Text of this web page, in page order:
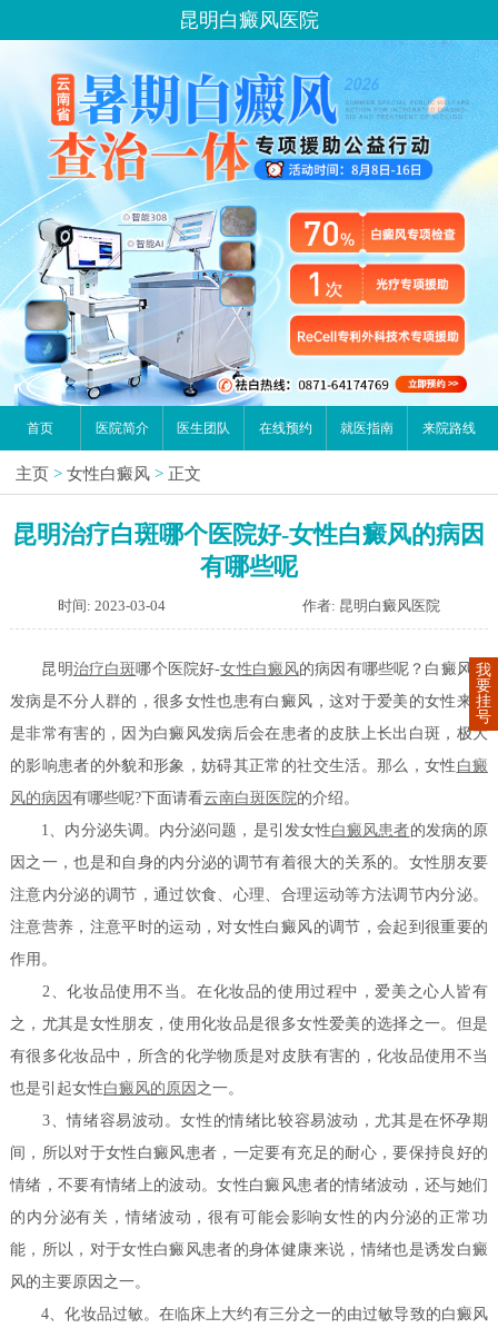
昆明白癜风医院
首页 医院简介 医生团队 在线预约 就医指南 来院路线
主页 > 女性白癜风 > 正文
昆明治疗白斑哪个医院好-女性白癜风的病因
有哪些呢
时间: 2023-03-04 作者: 昆明白癜风医院
昆明治疗白斑哪个医院好-女性白癜风的病因有哪些呢？白癜风的
发病是不分人群的，很多女性也患有白癜风，这对于爱美的女性来说
是非常有害的，因为白癜风发病后会在患者的皮肤上长出白斑，极大
的影响患者的外貌和形象，妨碍其正常的社交生活。那么，女性 白癜
风的病因有哪些呢?下面请看云南白斑医院的介绍。
1、内分泌失调。内分泌问题，是引发女性白癜风患者的发病的原
因之一，也是和自身的内分泌的调节有着很大的关系的。女性朋友要
注意内分泌的调节，通过饮食、心理、合理运动等方法调节内分泌。
注意营养，注意平时的运动，对女性白癜风的调节，会起到很重要的
作用。
2、化妆品使用不当。在化妆品的使用过程中，爱美之心人皆有
之，尤其是女性朋友，使用化妆品是很多女性爱美的选择之一。但是
有很多化妆品中，所含的化学物质是对皮肤有害的，化妆品使用不当
也是引起女性白癜风的原因 之一。
3、情绪容易波动。女性的情绪比较容易波动，尤其是在怀孕期
间，所以对于女性白癜风患者，一定要有充足的耐心，要保持良好的
情绪，不要有情绪上的波动。女性白癜风患者的情绪波动，还与她们
的内分泌有关，情绪波动，很有可能会影响女性的内分泌的正常功
能，所以，对于女性白癜风患者的身体健康来说，情绪也是诱发白癜
风的主要原因之一。
4、化妆品过敏。在临床上大约有三分之一的由过敏导致的白癜风
我
要
挂
号